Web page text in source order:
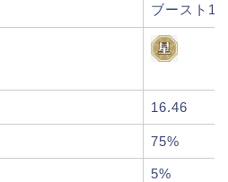
ブースト1
16.46
75%
5%